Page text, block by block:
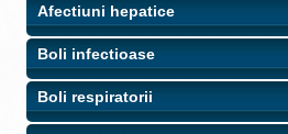
Afectiuni hepatice
Boli infectioase
Boli respiratorii